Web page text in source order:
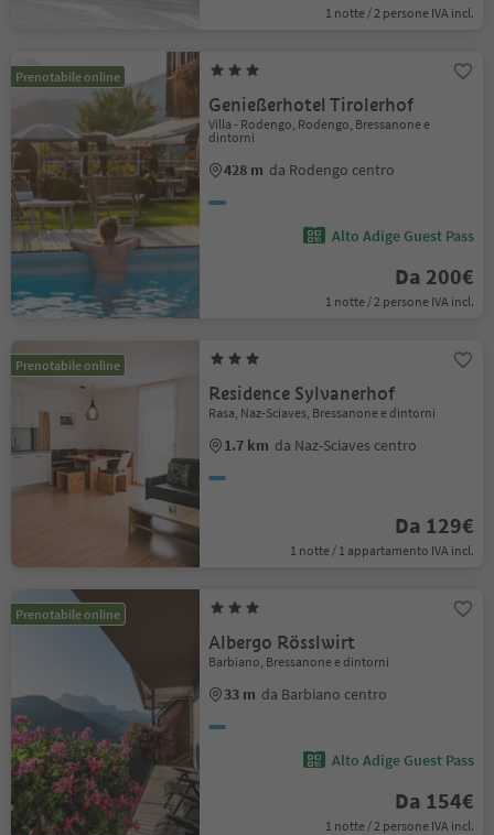
1 notte / 2 persone IVA incl.
Prenotabile online
Genießerhotel Tirolerhof
Villa - Rodengo, Rodengo, Bressanone e
dintorni
428 m da Rodengo centro
Alto Adige Guest Pass
Da 200€
1 notte / 2 persone IVA incl.
Prenotabile online
Residence Sylvanerhof
Rasa, Naz-Sciaves, Bressanone e dintorni
1.7 km da Naz-Sciaves centro
Da 129€
1 notte / 1 appartamento IVA incl.
Prenotabile online
Albergo Rösslwirt
Barbiano, Bressanone e dintorni
33 m da Barbiano centro
Alto Adige Guest Pass
Da 154€
1 notte / 2 persone IVA incl.